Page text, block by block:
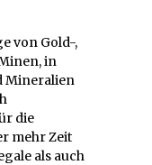
von Gold-,
in
Mineralien
die
mehr Zeit
als auch